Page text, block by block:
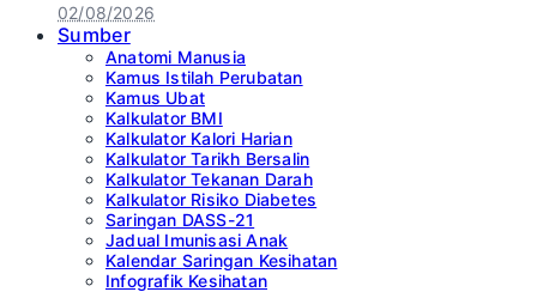
02/08/2026
Sumber
Anatomi Manusia
Kamus Istilah Perubatan
Kamus Ubat
Kalkulator BMI
Kalkulator Kalori Harian
Kalkulator Tarikh Bersalin
Kalkulator Tekanan Darah
Kalkulator Risiko Diabetes
Saringan DASS-21
Jadual Imunisasi Anak
Kalendar Saringan Kesihatan
Infografik Kesihatan